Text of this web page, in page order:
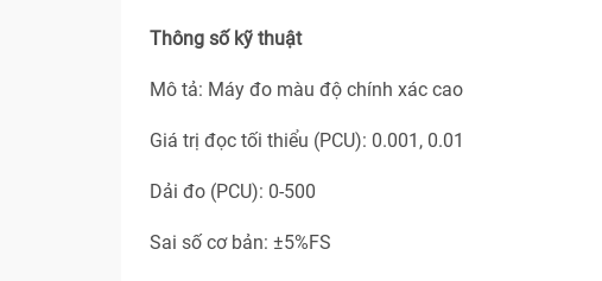
Thông số kỹ thuật
Mô tả: Máy đo màu độ chính xác cao
Giá trị đọc tối thiểu (PCU): 0.001, 0.01
Dải đo (PCU): 0-500
Sai số cơ bản: ±5%FS